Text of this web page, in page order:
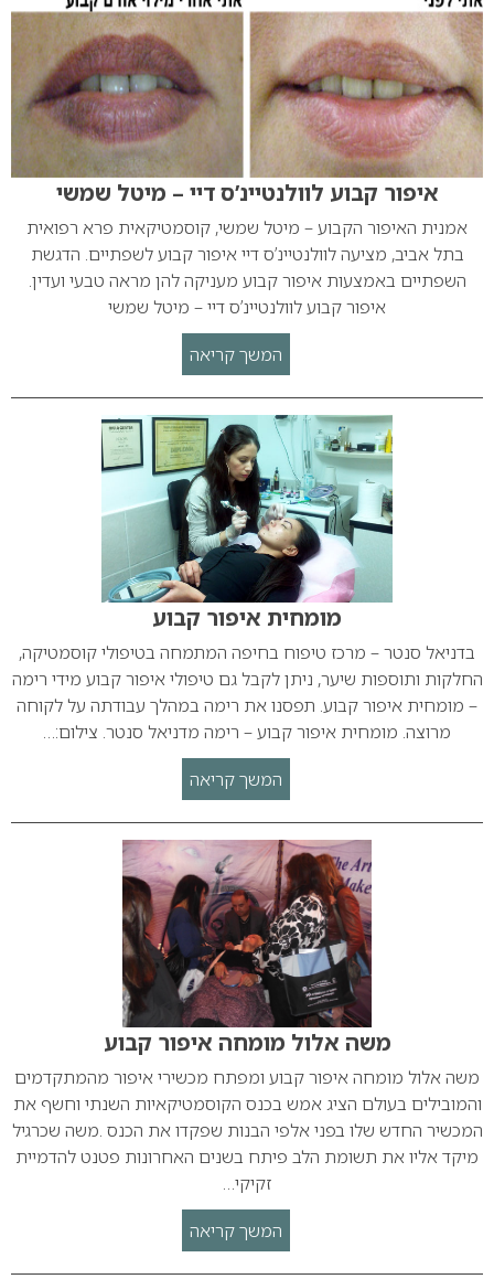
איפור קבוע לוולנטיינ’ס דיי – מיטל שמשי
אמנית האיפור הקבוע – מיטל שמשי, קוסמטיקאית פרא רפואית
בתל אביב, מציעה לוולנטיינ’ס דיי איפור קבוע לשפתיים. הדגשת
השפתיים באמצעות איפור קבוע מעניקה להן מראה טבעי ועדין.
איפור קבוע לוולנטיינ’ס דיי – מיטל שמשי
המשך קריאה
מומחית איפור קבוע
בדניאל סנטר – מרכז טיפוח בחיפה המתמחה בטיפולי קוסמטיקה,
החלקות ותוספות שיער, ניתן לקבל גם טיפולי איפור קבוע מידי רימה
– מומחית איפור קבוע. תפסנו את רימה במהלך עבודתה על לקוחה
מרוצה. מומחית איפור קבוע – רימה מדניאל סנטר. צילום:…
המשך קריאה
משה אלול מומחה איפור קבוע
משה אלול מומחה איפור קבוע ומפתח מכשירי איפור מהמתקדמים
והמובילים בעולם הציג אמש בכנס הקוסמטיקאיות השנתי וחשף את
המכשיר החדש שלו בפני אלפי הבנות שפקדו את הכנס .משה שכרגיל
מיקד אליו את תשומת הלב פיתח בשנים האחרונות פטנט להדמיית
זקיקי…
המשך קריאה